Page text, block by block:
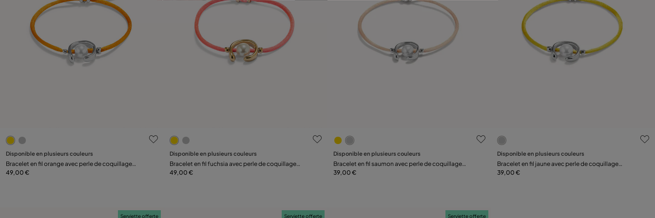
3,5 sur 5 Evaluation des clients
Préviens-moi
Disponible en plusieurs couleurs
Bracelet en fil orange avec perle de coquillage
plaquée or 18 carats.
49,00 €
5 sur 5 Evaluation des clients
Préviens-moi
Disponible en plusieurs couleurs
Bracelet en fil fuchsia avec perle de coquillage
plaquée or 18 carats.
49,00 €
5 sur 5 Evaluation des clients
Préviens-moi
Disponible en plusieurs couleurs
Bracelet en fil saumon avec perle de coquillage
plaquée argent.
39,00 €
5 sur 5 Evaluation des clients
Préviens-moi
Disponible en plusieurs couleurs
Bracelet en fil jaune avec perle de coquillage
plaquée argent.
39,00 €
Serviette offerte Serviette offerte Serviette offerte